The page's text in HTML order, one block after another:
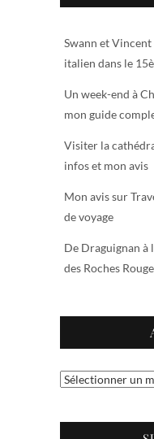
Swann et
italien dans le 15è
Un week-end à
mon guide
Visiter la
infos et mon avis
Mon avis sur
de voyage
De Draguignan à
des Roches
Archives